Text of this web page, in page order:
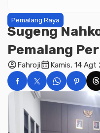
Pemalang Raya
Sugeng
Pemalang
account_circleFahrojicalendar_month Kamis, 14 Agt